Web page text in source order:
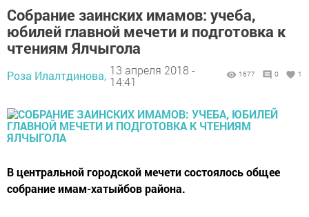
Собрание заинских имамов: учеба,
юбилей главной мечети и подготовка к
чтениям Ялчыгола
Роза Илалтдинова, 13 апреля 2018 -
14:41
1677 0 1
В центральной городской мечети состоялось общее
собрание имам-хатыйбов района.